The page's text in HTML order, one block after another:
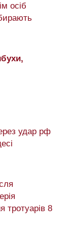
осіб
удар рф
тротуарів 8